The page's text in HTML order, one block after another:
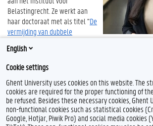
Belastingrecht. Ze werkt aan
haar doctoraat met als titel “De
vermijding van dubbele
verbruiksbelastingen door middel van ideale
English
Cookie settings
Ghent University uses cookies on this website. The
cookies are required for the proper functioning of
be refused. Besides these necessary cookies, Ghent
non-functional cookies such as statistical cookies
Google, Hotjar, Piwik Pro) and social media cookies